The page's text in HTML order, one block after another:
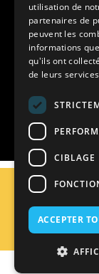
Colonie de
Modes de
Chèque,
Bons
Carte
règlement,
utilisation de
partenaires de
peuvent les
informations
qu'ils ont
de leurs
CIBLAGE
ACCEPTER